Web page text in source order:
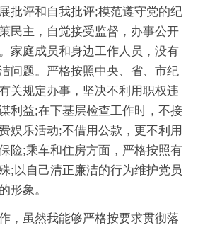
批评和自我批评;模范遵守党的纪
民主，自觉接受监督，办事公开
家庭成员和身边工作人员，没有
问题。严格按照中央、省、市纪
关规定办事，坚决不利用职权违
利益;在下基层检查工作时，不接
娱乐活动;不借用公款，更不利用
险;乘车和住房方面，严格按照有
;以自己清正廉洁的行为维护党员
形象。
，虽然我能够严格按要求贯彻落